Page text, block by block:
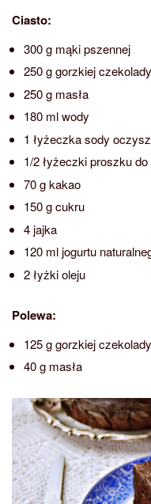
Ciasto:
300 g mąki pszennej
250 g gorzkiej czekolady
250 g masła
180 ml wody
1 łyżeczka sody
1/2 łyżeczki proszku
70 g kakao
150 g cukru
4 jajka
120 ml jogurtu
2 łyżki oleju
Polewa:
125 g gorzkiej czekolady
40 g masła